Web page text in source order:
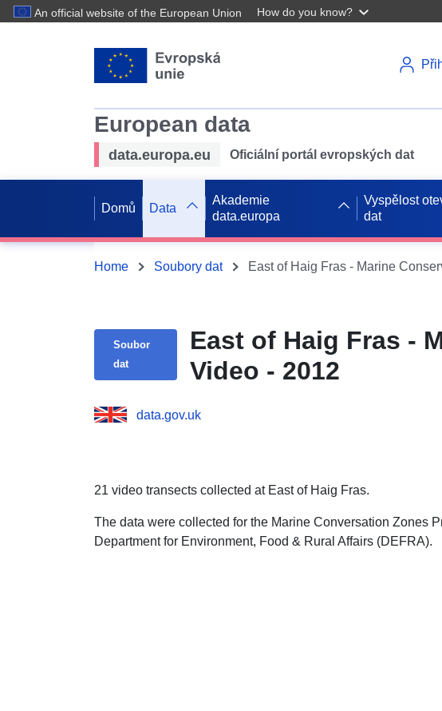
An official website of the European Union How do you know?
European data
data.europa.eu Oficiální portál evropských dat
Domů Data
Akademie
data.europa
Vyspělost
dat
Home Soubory dat East of Haig Fras - Marine
Soubor
dat
East of Haig Fras -
Video - 2012
data.gov.uk
21 video transects collected at East of Haig Fras.
The data were collected for the Marine Conversation Zones
Department for Environment, Food & Rural Affairs (DEFRA).